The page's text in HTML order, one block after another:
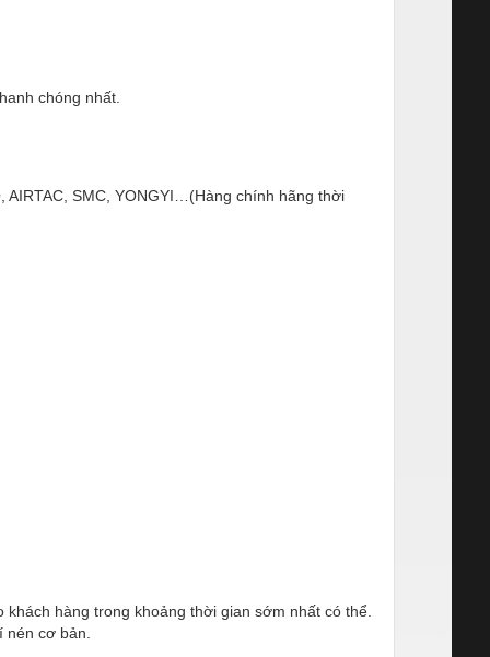
chóng nhất.
SMC, YONGYI…(Hàng chính hãng thời
hàng trong khoảng thời gian sớm nhất có thể.
cơ bản.